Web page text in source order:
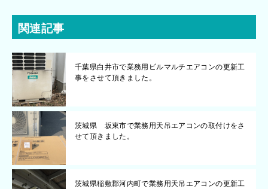
関連記事
千葉県白井市で業務用ビルマルチエアコンの更新工
事をさせて頂きました。
茨城県 坂東市で業務用天吊エアコンの取付けをさ
せて頂きました。
茨城県稲敷郡河内町で業務用天吊エアコンの更新工